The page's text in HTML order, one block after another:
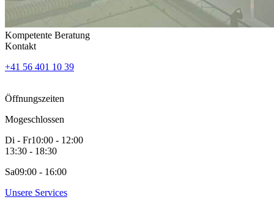
Kompetente Beratung
Kontakt
+41 56 401 10 39
Öffnungszeiten
Mogeschlossen
Di - Fr10:00 - 12:00
13:30 - 18:30
Sa09:00 - 16:00
Unsere Services